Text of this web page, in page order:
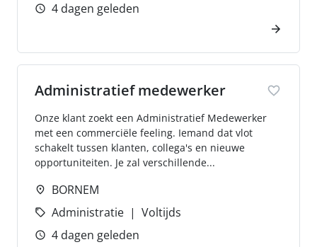
4 dagen geleden
Administratief medewerker
Onze klant zoekt een Administratief Medewerker
met een commerciële feeling. Iemand dat vlot
schakelt tussen klanten, collega's en nieuwe
opportuniteiten. Je zal verschillende...
BORNEM
Administratie
Voltijds
4 dagen geleden